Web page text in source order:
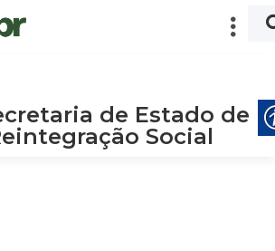
de Estado de
Social